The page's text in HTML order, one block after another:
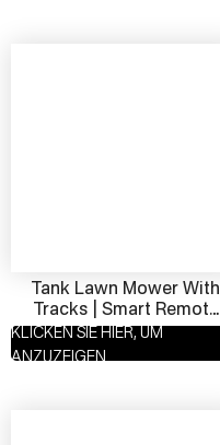
Tank Lawn Mower With
Tracks | Smart Remote
Control Snow & Grass
Cutter
KLICKEN SIE HIER, UM
ANZUZEIGEN